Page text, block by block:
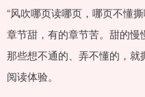
“风吹哪页读哪页，哪页不懂
章节甜，有的章节苦。甜的慢
那些想不通的、弄不懂的，
阅读体验。